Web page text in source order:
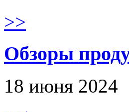
>>
Обзоры
18 июня 2024